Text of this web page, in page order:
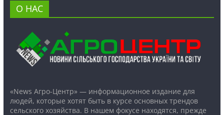
О НАС
«News Агро-Центр» — информационное издание для
людей, которые хотят быть в курсе основных трендов
сельского хозяйства. В нашем фокусе находятся, прежде